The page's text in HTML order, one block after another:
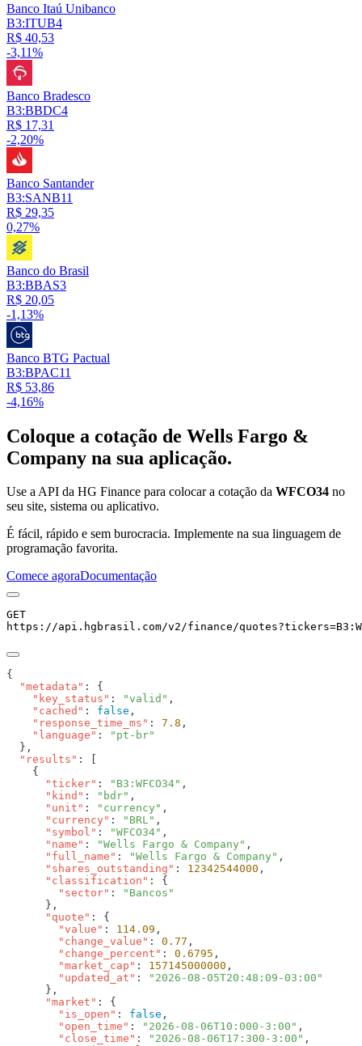
Banco Itaú Unibanco
B3:ITUB4
R$ 40,53
-3,11%
Banco Bradesco
B3:BBDC4
R$ 17,31
-2,20%
Banco Santander
B3:SANB11
R$ 29,35
0,27%
Banco do Brasil
B3:BBAS3
R$ 20,05
-1,13%
Banco BTG Pactual
B3:BPAC11
R$ 53,86
-4,16%
Coloque a cotação de Wells Fargo &
Company na sua aplicação.
Use a API da HG Finance para colocar a cotação da WFCO34 no
seu site, sistema ou aplicativo.
É fácil, rápido e sem burocracia. Implemente na sua linguagem de
programação favorita.
Comece agoraDocumentação
GET
https://api.hgbrasil.com/v2/finance/quotes?tickers=
  "metadata"
    "key_status"
: "valid"
    "cached"
: false
    "response_time_ms"
: 7.8
    "language"
:
  "results"
      "ticker"
: "B3:WFCO34"
      "kind"
: "bdr"
      "unit"
: "currency"
      "currency"
: "BRL"
      "symbol"
: "WFCO34"
      "name"
: "Wells Fargo & Company"
      "full_name"
: "Wells Fargo & Company"
      "shares_outstanding"
: 12342544000
      "classification"
        "sector"
:
      "quote"
        "value"
: 114.09
        "change_value"
: 0.77
        "change_percent"
: 0.6795
        "market_cap"
: 157145000000
        "updated_at"
:
      "market"
        "is_open"
: false
        "open_time"
: "2026-08-06T10:000-3:00"
        "close_time"
: "2026-08-06T17:300-3:00"